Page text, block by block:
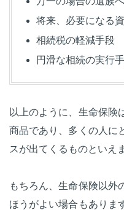
将来、必要になる
相続税の軽減手段
円滑な相続の実行
以上のように、生命保険
商品であり、多くの人に
スが出てくるものといえ
もちろん、生命保険以外
ほうがよい場合もありま